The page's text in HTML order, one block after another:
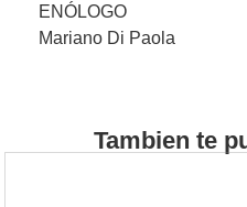
ENÓLOGO
Mariano Di Paola
Tambien te